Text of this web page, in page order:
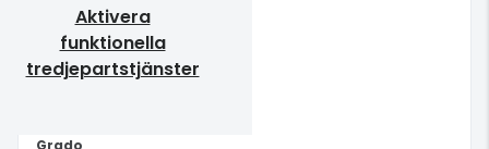
Aktivera
funktionella
tredjepartstjänster
Grado